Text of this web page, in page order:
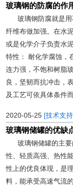
玻璃钢的防腐的作
玻璃钢防腐就是
纤维布做加强。在水
或是化学介子负责水
特性： 耐化学腐蚀，
连力强，不饱和树脂
良，坚韧而抗冲击，
及工艺可依具体条件
2020-05-25 [技术支
玻璃钢储罐的优缺
玻璃钢储罐的主
性、轻质高强、热性
性上的优良体现，是
料，能承受高速气流